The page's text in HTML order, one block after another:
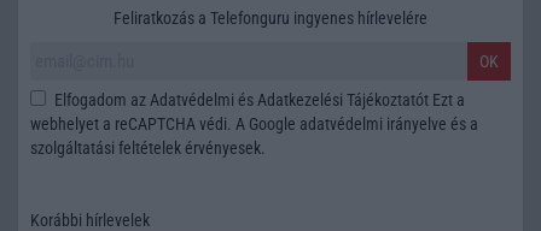
Feliratkozás a Telefonguru ingyenes hírlevelére
OK
Elfogadom az Adatvédelmi és Adatkezelési Tájékoztatót Ezt a
webhelyet a reCAPTCHA védi. A Google adatvédelmi irányelve és a
szolgáltatási feltételek érvényesek.
Korábbi hírlevelek